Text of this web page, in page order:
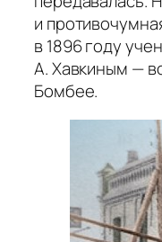
и
в 1896 году
А. Хавкиным —
Бомбее.